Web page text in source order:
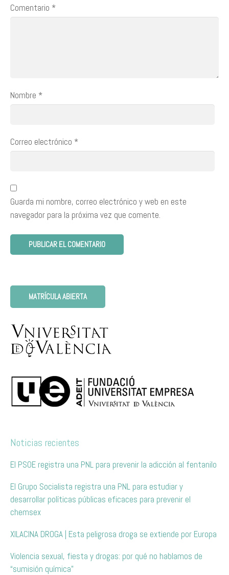
Comentario *
Nombre *
Correo electrónico *
Guarda mi nombre, correo electrónico y web en este
navegador para la próxima vez que comente.
MATRÍCULA ABIERTA
Noticias recientes
El PSOE registra una PNL para prevenir la adicción al fentanilo
El Grupo Socialista registra una PNL para estudiar y
desarrollar políticas públicas eficaces para prevenir el
chemsex
XILACINA DROGA | Esta peligrosa droga se extiende por Europa
Violencia sexual, fiesta y drogas: por qué no hablamos de
“sumisión química”